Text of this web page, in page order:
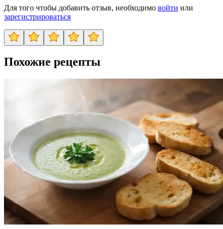
Для того чтобы добавить отзыв, необходимо войти или
зарегистрироваться
Похожие рецепты